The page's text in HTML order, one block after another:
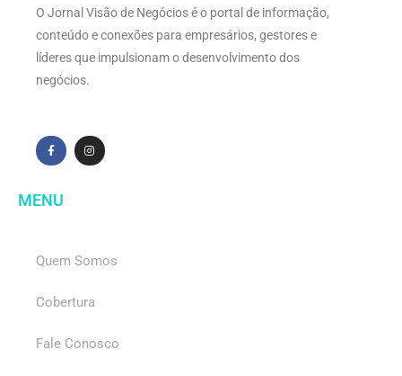
O Jornal Visão de Negócios é o portal de informação,
conteúdo e conexões para empresários, gestores e
líderes que impulsionam o desenvolvimento dos
negócios.
MENU
Quem Somos
Cobertura
Fale Conosco